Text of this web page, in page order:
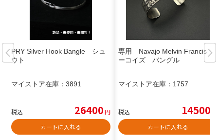
PRY Silver Hook Bangle シュ
ウト
マイストア在庫： 3891
税込 26400円
カートに入れる
専用 Navajo Melvin Francis タ
ーコイズ バングル
マイストア在庫： 1757
税込 14500
カートに入れる